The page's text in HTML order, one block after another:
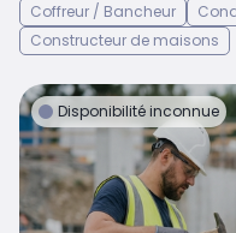
Coffreur / Bancheur
Constructeur de maisons
Disponibilité inconnue